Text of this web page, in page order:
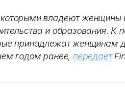
владеют женщины
и образования. К
принадлежат женщинам
годом ранее, передает